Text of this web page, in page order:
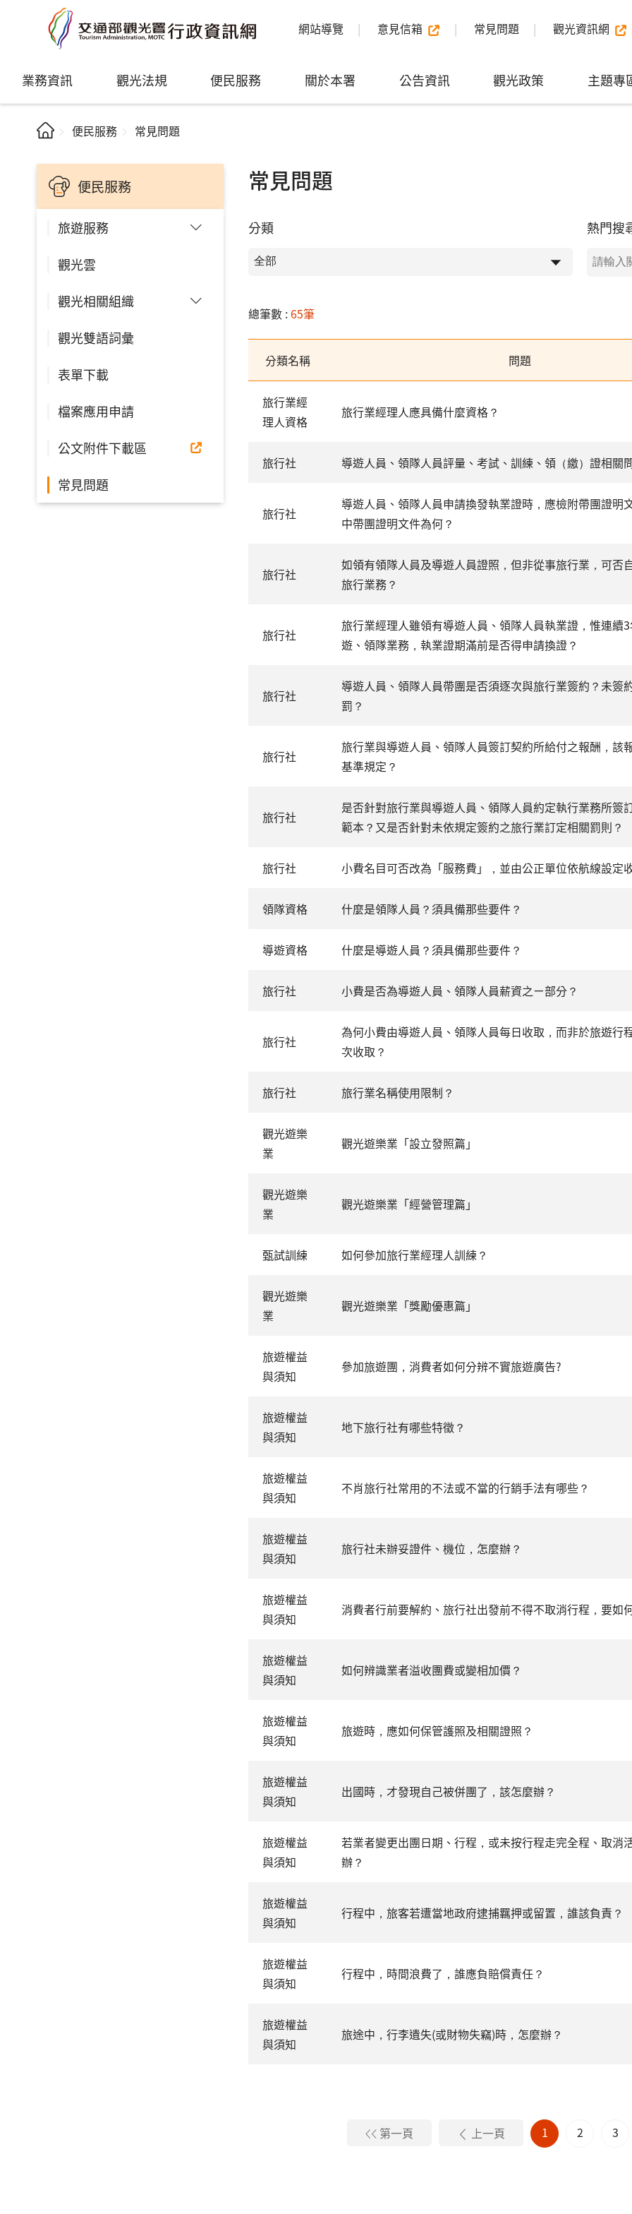
網站導覽 意見信箱 常見問題 觀光資訊網
業務資訊 觀光法規 便民服務 關於本署 公告資訊 觀光政策 主題專
便民服務 常見問題
便民服務
旅遊服務
觀光雲
觀光相關組織
觀光雙語詞彙
表單下載
檔案應用申請
公文附件下載區
常見問題
常見問題
分類 熱門搜
總筆數 : 65筆
分類名稱 問題
旅行業經
理人資格
旅行業經理人應具備什麼資格？
旅行社 導遊人員、領隊人員評量、考試、訓練、領（繳）證相關
旅行社
導遊人員、領隊人員申請換發執業證時，應檢附帶團證明
中帶團證明文件為何？
旅行社
如領有領隊人員及導遊人員證照，但非從事旅行業，可否
旅行業務？
旅行社
旅行業經理人雖領有導遊人員、領隊人員執業證，惟連續
遊、領隊業務，執業證期滿前是否得申請換證？
旅行社
導遊人員、領隊人員帶團是否須逐次與旅行業簽約？未簽
罰？
旅行社
旅行業與導遊人員、領隊人員簽訂契約所給付之報酬，該
基準規定？
旅行社
是否針對旅行業與導遊人員、領隊人員約定執行業務所簽
範本？又是否針對未依規定簽約之旅行業訂定相關罰則？
旅行社 小費名目可否改為「服務費」，並由公正單位依航線設定
領隊資格 什麼是領隊人員？須具備那些要件？
導遊資格 什麼是導遊人員？須具備那些要件？
旅行社 小費是否為導遊人員、領隊人員薪資之ㄧ部分？
旅行社
為何小費由導遊人員、領隊人員每日收取，而非於旅遊行
次收取？
旅行社 旅行業名稱使用限制？
觀光遊樂
業
觀光遊樂業「設立發照篇」
觀光遊樂
業
觀光遊樂業「經營管理篇」
甄試訓練 如何參加旅行業經理人訓練？
觀光遊樂
業
觀光遊樂業「獎勵優惠篇」
旅遊權益
與須知
參加旅遊團，消費者如何分辨不實旅遊廣告?
旅遊權益
與須知
地下旅行社有哪些特徵？
旅遊權益
與須知
不肖旅行社常用的不法或不當的行銷手法有哪些？
旅遊權益
與須知
旅行社未辦妥證件、機位，怎麼辦？
旅遊權益
與須知
消費者行前要解約、旅行社出發前不得不取消行程，要如
旅遊權益
與須知
如何辨識業者溢收團費或變相加價？
旅遊權益
與須知
旅遊時，應如何保管護照及相關證照？
旅遊權益
與須知
出國時，才發現自己被併團了，該怎麼辦？
旅遊權益
與須知
若業者變更出團日期、行程，或未按行程走完全程、取消
辦？
旅遊權益
與須知
行程中，旅客若遭當地政府逮捕羈押或留置，誰該負責？
旅遊權益
與須知
行程中，時間浪費了，誰應負賠償責任？
旅遊權益
與須知
旅途中，行李遺失(或財物失竊)時，怎麼辦？
第一頁 上一頁 1 2 3